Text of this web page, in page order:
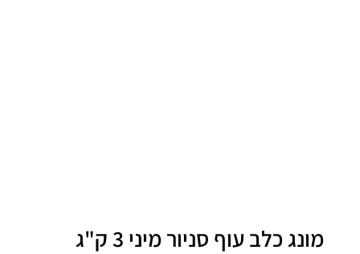
מונג כלב עוף סניור מיני 3 ק"ג